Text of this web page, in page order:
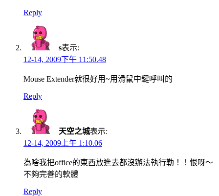
Reply
s表示:
12-14, 2009下午 11:50.48
Mouse Extender就很好用~用滑鼠中鍵呼叫的
Reply
天空之城表示:
12-14, 2009上午 1:10.06
為啥我把office的東西放進去都沒辦法執行勒！！恨呀～
不夠完善的軟體
Reply